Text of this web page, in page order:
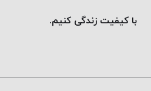
با کیفیت زندگی کنیم.